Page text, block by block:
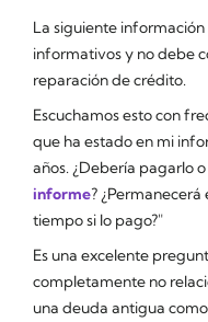
La siguiente
informativos y no debe
reparación de crédito.
Escuchamos esto con
que ha estado en mi
años. ¿Debería pagarlo
informe?
tiempo si lo pago?"
Es una excelente
completamente no
una deuda antigua